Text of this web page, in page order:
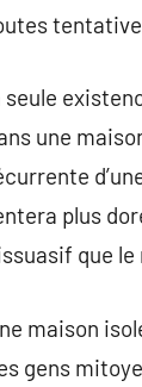
seule
une
plus
que
maison
gens